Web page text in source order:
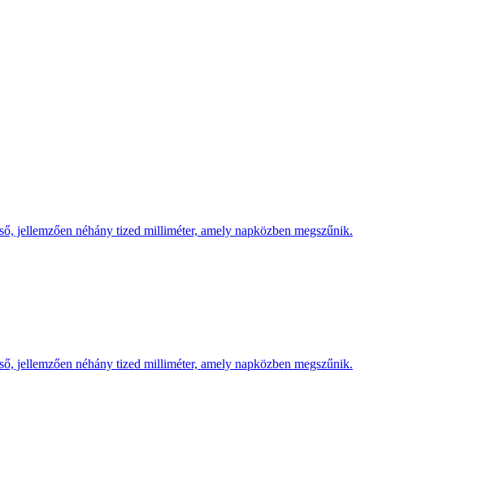
jellemzően néhány tized milliméter, amely napközben megszűnik.
jellemzően néhány tized milliméter, amely napközben megszűnik.